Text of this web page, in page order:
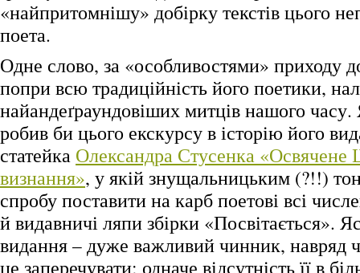
«найпритомнішу» добірку текстів цього
поета.
Одне слово, за «особливостями» приходу
попри всю традиційність його поетики,
найандеґраундовіших митців нашого
робив би цього екскурсу в історію його
статейка Олександра Стусенка
визнання», у якій знущальницьким (?!!)
спробу поставити на карб поетові всі
й видавничі ляпи збірки «Посвітається».
видання – дуже важливий чинник, навряд
це заперечувати; одначе відсутність її в